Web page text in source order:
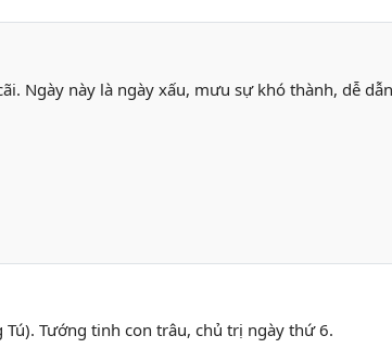
Ngày này là ngày xấu, mưu sự khó thành, dễ
Tú). Tướng tinh con trâu, chủ trị ngày thứ 6.